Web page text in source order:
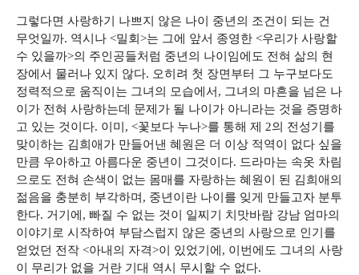
그렇다면 사랑하기 나쁘지 않은 나이 중년의 조건이 되는 건
무엇일까. 역시나 <밀회>는 그에 앞서 종영한 <우리가 사랑할
수 있을까>의 주인공들처럼 중년의 나이임에도 전혀 삶의 현
장에서 물러나 있지 않다. 오히려 첫 장면부터 그 누구보다도
정력적으로 움직이는 그녀의 모습에서, 그녀의 마흔을 넘은 나
이가 전혀 사랑하는데 문제가 될 나이가 아니라는 것을 증명하
고 있는 것이다. 이미, <꽃보다 누나>를 통해 제 2의 전성기를
맞이하는 김희애가 만들어낸 혜원은 더 이상 적역이 없다 싶을
만큼 우아하고 아름다운 중년이 그것이다. 드라마는 속옷 차림
으로도 전혀 손색이 없는 몸매를 자랑하는 혜원이 된 김희애의
젊음을 충분히 부각하며, 중년이란 나이를 잊게 만들고자 분투
한다. 거기에, 빠질 수 없는 것이 일찌기 치맛바람 강남 엄마의
이야기로 시작하여 부담스럽지 않은 중년의 사랑으로 인기를
얻었던 전작 <아내의 자격>이 있었기에, 이번에도 그녀의 사랑
이 무리가 없을 거란 기대 역시 무시할 수 없다.